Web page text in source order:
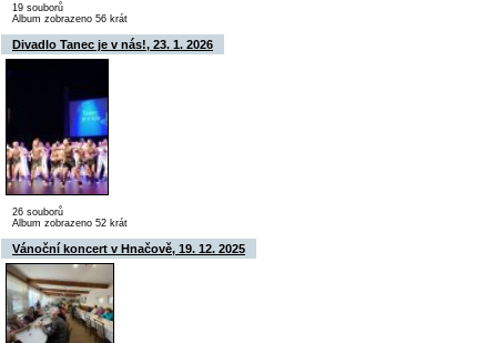
19 souborů
Album zobrazeno 56 krát
Divadlo Tanec je v nás!, 23. 1. 2026
26 souborů
Album zobrazeno 52 krát
Vánoční koncert v Hnačově, 19. 12. 2025